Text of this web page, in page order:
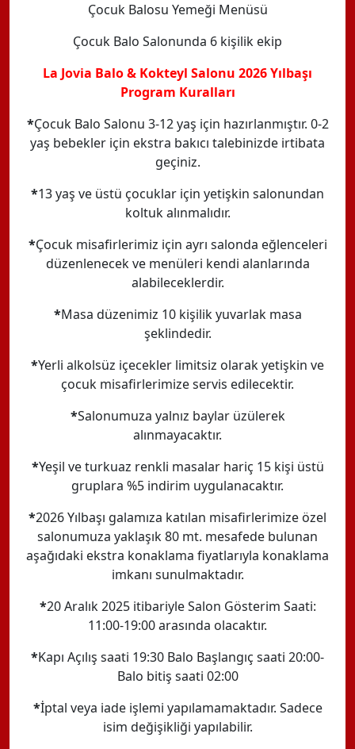
Çocuk Balosu Yemeği Menüsü
Çocuk Balo Salonunda 6 kişilik ekip
La Jovia Balo & Kokteyl Salonu 2026 Yılbaşı
Program Kuralları
*Çocuk Balo Salonu 3-12 yaş için hazırlanmıştır. 0-2
yaş bebekler için ekstra bakıcı talebinizde irtibata
geçiniz.
*13 yaş ve üstü çocuklar için yetişkin salonundan
koltuk alınmalıdır.
*Çocuk misafirlerimiz için ayrı salonda eğlenceleri
düzenlenecek ve menüleri kendi alanlarında
alabileceklerdir.
*Masa düzenimiz 10 kişilik yuvarlak masa
şeklindedir.
*Yerli alkolsüz içecekler limitsiz olarak yetişkin ve
çocuk misafirlerimize servis edilecektir.
*Salonumuza yalnız baylar üzülerek
alınmayacaktır.
*Yeşil ve turkuaz renkli masalar hariç 15 kişi üstü
gruplara %5 indirim uygulanacaktır.
*2026 Yılbaşı galamıza katılan misafirlerimize özel
salonumuza yaklaşık 80 mt. mesafede bulunan
aşağıdaki ekstra konaklama fiyatlarıyla konaklama
imkanı sunulmaktadır.
*20 Aralık 2025 itibariyle Salon Gösterim Saati:
11:00-19:00 arasında olacaktır.
*Kapı Açılış saati 19:30 Balo Başlangıç saati 20:00-
Balo bitiş saati 02:00
*İptal veya iade işlemi yapılamamaktadır. Sadece
isim değişikliği yapılabilir.